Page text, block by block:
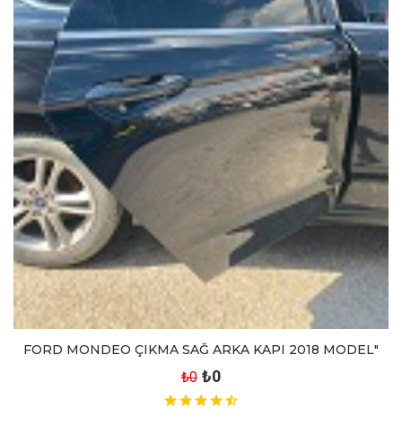
FORD MONDEO ÇIKMA SAĞ ARKA KAPI 2018 MODEL"
₺0 ₺0